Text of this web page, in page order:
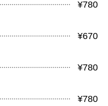
¥780
¥670
¥780
¥780